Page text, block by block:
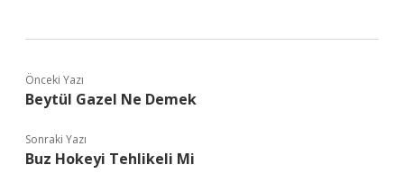
Önceki Yazı
Beytül Gazel Ne Demek
Sonraki Yazı
Buz Hokeyi Tehlikeli Mi